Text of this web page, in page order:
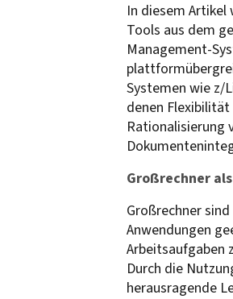
In diesem Artikel
Tools aus dem
Management-
Systemen wie z/
denen
Rationalisierung
Großrechner
Großrechner
Anwendungen
Arbeitsaufgaben
Durch die
herausragende